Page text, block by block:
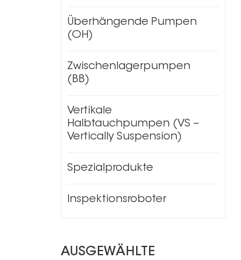
Überhängende Pumpen
(OH)
Zwischenlagerpumpen
(BB)
Vertikale
Halbtauchpumpen (VS –
Vertically Suspension)
Spezialprodukte
Inspektionsroboter
AUSGEWÄHLTE